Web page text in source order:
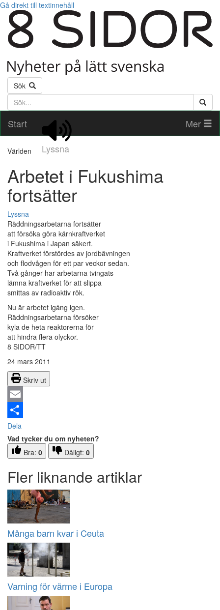
Gå direkt till textinnehåll
Sök
Söktext
Start
Lyssna
Mer
Världen
Arbetet i Fukushima
fortsätter
Lyssna
Räddningsarbetarna fortsätter
att försöka göra kärnkraftverket
i Fukushima i Japan säkert.
Kraftverket förstördes av jordbävningen
och flodvågen för ett par veckor sedan.
Två gånger har arbetarna tvingats
lämna kraftverket för att slippa
smittas av radioaktiv rök.
Nu är arbetet igång igen.
Räddningsarbetarna försöker
kyla de heta reaktorerna för
att hindra flera olyckor.
8 SIDOR/TT
24 mars 2011
Skriv ut
Email
Dela
Vad tycker du om nyheten?
Bra: 0 Dåligt: 0
Fler liknande artiklar
Många barn kvar i Ceuta
Varning för värme i Europa